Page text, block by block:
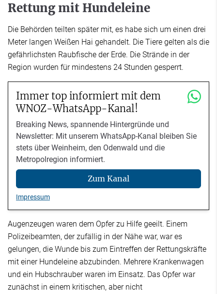
Rettung mit Hundeleine
Die Behörden teilten später mit, es habe sich um einen drei
Meter langen Weißen Hai gehandelt. Die Tiere gelten als die
gefährlichsten Raubfische der Erde. Die Strände in der
Region wurden für mindestens 24 Stunden gesperrt.
Immer top informiert mit dem
WNOZ-WhatsApp-Kanal!
Breaking News, spannende Hintergründe und
Newsletter: Mit unserem WhatsApp-Kanal bleiben Sie
stets über Weinheim, den Odenwald und die
Metropolregion informiert.
Zum Kanal
Impressum
Augenzeugen waren dem Opfer zu Hilfe geeilt. Einem
Polizeibeamten, der zufällig in der Nähe war, war es
gelungen, die Wunde bis zum Eintreffen der Rettungskräfte
mit einer Hundeleine abzubinden. Mehrere Krankenwagen
und ein Hubschrauber waren im Einsatz. Das Opfer war
zunächst in einem kritischen, aber nicht